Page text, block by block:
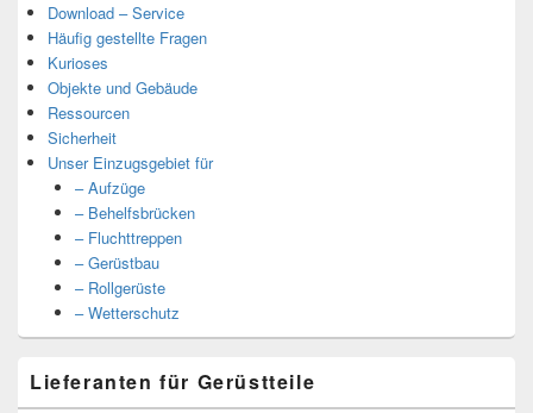
Download – Service
Häufig gestellte Fragen
Kurioses
Objekte und Gebäude
Ressourcen
Sicherheit
Unser Einzugsgebiet für
– Aufzüge
– Behelfsbrücken
– Fluchttreppen
– Gerüstbau
– Rollgerüste
– Wetterschutz
Lieferanten für Gerüstteile